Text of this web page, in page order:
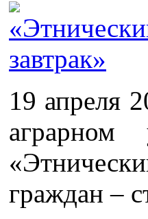
19 апреля
аграрном
граждан –